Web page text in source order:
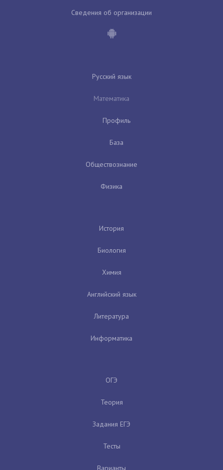
Сведения об организации
Русский язык
Математика
Профиль
База
Обществознание
Физика
История
Биология
Химия
Английский язык
Литература
Информатика
ОГЭ
Теория
Задания ЕГЭ
Тесты
Варианты